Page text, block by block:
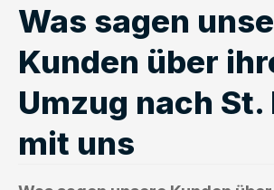
Was sagen
Kunden über
Umzug nach St.
mit uns